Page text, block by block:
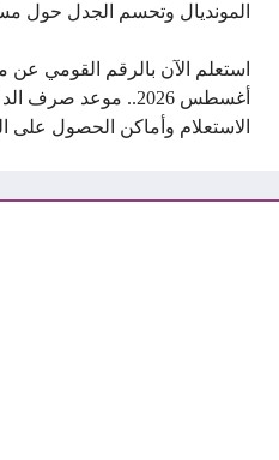
المونديال وتحسم الجدل حول
استعلم الآن بالرقم القومي
أغسطس 2026.. موعد
الاستعلام وأماكن الحصول على